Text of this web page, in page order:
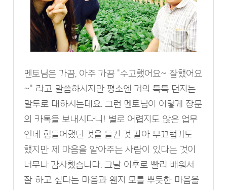
멘토님은 가끔, 아주 가끔 "수고했어요~ 잘했어요
~" 라고 말씀하시지만 평소엔 거의 툭툭 던지는
말투로 대하시는데요. 그런 멘토님이 이렇게 장문
의 카톡을 보내시다니! 별로 어렵지도 않은 업무
인데 힘들어했던 것을 들킨 것 같아 부끄럽기도
했지만 제 마음을 알아주는 사람이 있다는 것이
너무나 감사했습니다. 그날 이후로 빨리 배워서
잘 하고 싶다는 마음과 왠지 모를 뿌듯한 마음을